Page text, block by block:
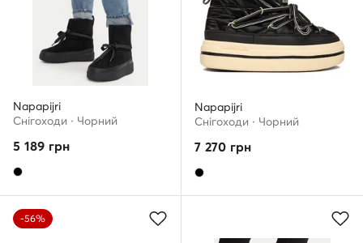
Napapijri
Снігоходи · Чорний
5 189 грн
Napapijri
Снігоходи · Чорний
7 270 грн
-56%